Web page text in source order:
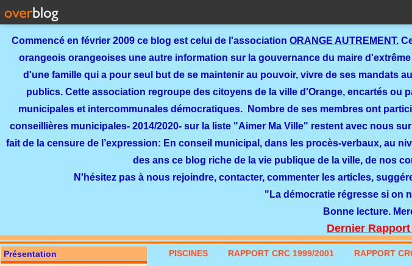
Commencé en février 2009 ce blog est celui de l'association ORANGE AUTREMENT.
orangeois orangeoises une autre information sur la gouvernance du maire
d'une famille qui a pour seul but de se maintenir au pouvoir, vivre de ses mandats
publics. Cette association regroupe des citoyens de la ville d'Orange, encartés
municipales et intercommunales démocratiques. Nombre de ses membres ont
conseillières municipales- 2014/2020- sur la liste "Aimer Ma Ville" restent avec nous
fait de la censure de l’expression: En conseil municipal, dans les procès-verbaux, au
des ans ce blog riche de la vie publique de la ville, de nos
N'hésitez pas à nous rejoindre, contacter, commenter les articles,
"La démocratie régresse si on
Bonne lecture.
Dernier Rapport
Présentation PISCINES RAPPORT CRC 1999/2001 RAPPORT